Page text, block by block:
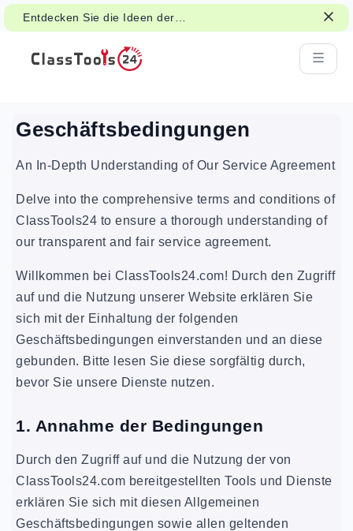
Entdecken Sie die Ideen der
Klassenzimmeraktivitäten für Spiele,
Gruppenarbeit und faire Entscheidungen.
Geschäftsbedingungen
An In-Depth Understanding of Our Service Agreement
Delve into the comprehensive terms and conditions of
ClassTools24 to ensure a thorough understanding of
our transparent and fair service agreement.
Willkommen bei ClassTools24.com! Durch den Zugriff
auf und die Nutzung unserer Website erklären Sie
sich mit der Einhaltung der folgenden
Geschäftsbedingungen einverstanden und an diese
gebunden. Bitte lesen Sie diese sorgfältig durch,
bevor Sie unsere Dienste nutzen.
1. Annahme der Bedingungen
Durch den Zugriff auf und die Nutzung der von
ClassTools24.com bereitgestellten Tools und Dienste
erklären Sie sich mit diesen Allgemeinen
Geschäftsbedingungen sowie allen geltenden